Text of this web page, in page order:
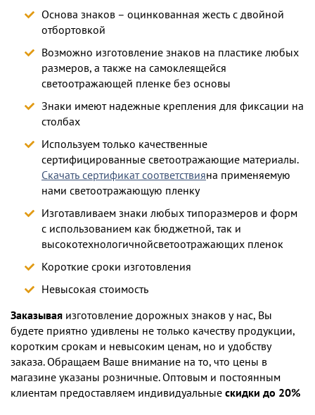
Основа знаков – оцинкованная жесть с двойной
отбортовкой
Возможно изготовление знаков на пластике любых
размеров, а также на самоклеящейся
светоотражающей пленке без основы
Знаки имеют надежные крепления для фиксации на
столбах
Используем только качественные
сертифицированные светоотражающие материалы.
Скачать сертификат соответствияна применяемую
нами светоотражающую пленку
Изготавливаем знаки любых типоразмеров и форм
с использованием как бюджетной, так и
высокотехнологичнойсветоотражающих пленок
Короткие сроки изготовления
Невысокая стоимость
Заказывая изготовление дорожных знаков у нас, Вы
будете приятно удивлены не только качеству продукции,
коротким срокам и невысоким ценам, но и удобству
заказа. Обращаем Ваше внимание на то, что цены в
магазине указаны розничные. Оптовым и постоянным
клиентам предоставляем индивидуальные скидки до 20%